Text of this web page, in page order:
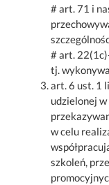
# art. 71 i
# art.
tj.
art. 6 ust. 1
udzielonej
w celu
szkoleń,